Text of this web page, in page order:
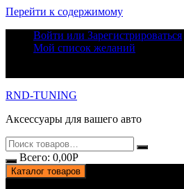
Перейти к содержимому
Войти или Зарегистрироваться
Мой список желаний
RND-TUNING
Аксессуары для вашего авто
Всего: 0,00Р
Каталог товаров